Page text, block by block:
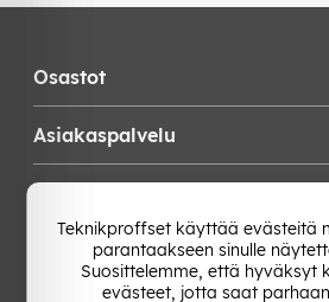
Osastot
Asiakaspalvelu
Vaihda Maa
Teknikproffset käyttää evästeitä
parantaakseen sinulle
Suosittelemme, että hyväksyt
evästeet, jotta saat